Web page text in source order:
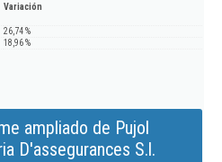
Variación
26,74 %
18,96 %
ampliado de Pujol
D'assegurances S.l.